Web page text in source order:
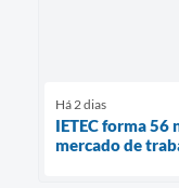
Há 2 dias
IETEC forma 56
mercado de